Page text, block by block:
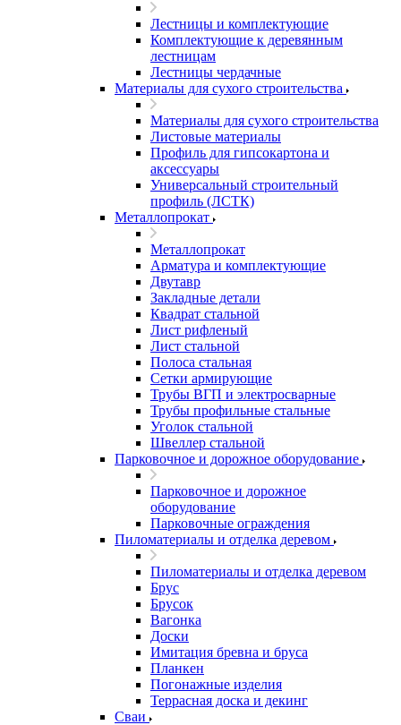
Лестницы и комплектующие
Комплектующие к деревянным
лестницам
Лестницы чердачные
Материалы для сухого строительства
Материалы для сухого строительства
Листовые материалы
Профиль для гипсокартона и
аксессуары
Универсальный строительный
профиль (ЛСТК)
Металлопрокат
Металлопрокат
Арматура и комплектующие
Двутавр
Закладные детали
Квадрат стальной
Лист рифленый
Лист стальной
Полоса стальная
Сетки армирующие
Трубы ВГП и электросварные
Трубы профильные стальные
Уголок стальной
Швеллер стальной
Парковочное и дорожное оборудование
Парковочное и дорожное
оборудование
Парковочные ограждения
Пиломатериалы и отделка деревом
Пиломатериалы и отделка деревом
Брус
Брусок
Вагонка
Доски
Имитация бревна и бруса
Планкен
Погонажные изделия
Террасная доска и декинг
Сваи